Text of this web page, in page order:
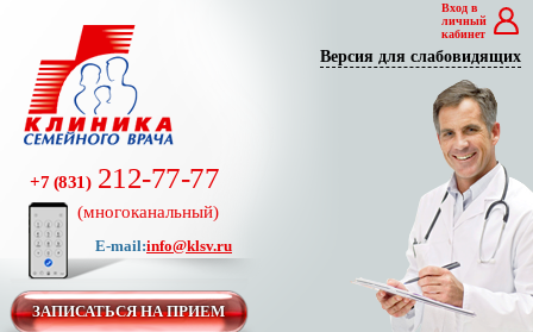
ЗАПИСАТЬСЯ НА ПРИЕМ
E-mail:info@klsv.ru
+7 (831)212-77-77
(многоканальный)
Версия для слабовидящих
Вход в
личный
кабинет